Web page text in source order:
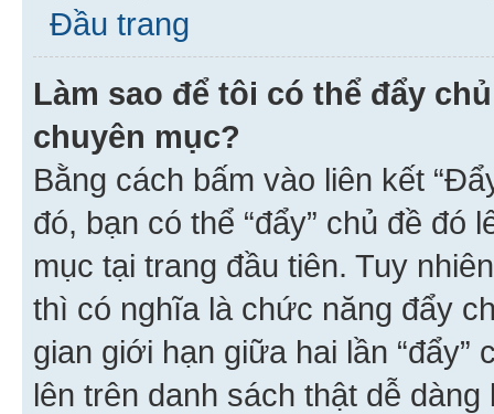
Đầu trang
Làm sao để tôi có thể đẩy
chuyên mục?
Bằng cách bấm vào liên kết
đó, bạn có thể “đẩy” chủ đề đó
mục tại trang đầu tiên. Tuy
thì có nghĩa là chức năng đẩy
gian giới hạn giữa hai lần “đẩy”
lên trên danh sách thật dễ